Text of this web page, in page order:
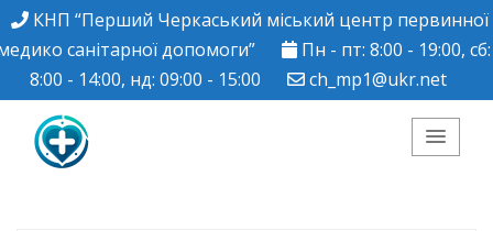
КНП “Перший Черкаський міський центр первинної
санітарної допомоги”
Пн - пт: 8:00 - 19:00, сб:
8:00 - 14:00, нд: 09:00 - 15:00
ch_mp1@ukr.net